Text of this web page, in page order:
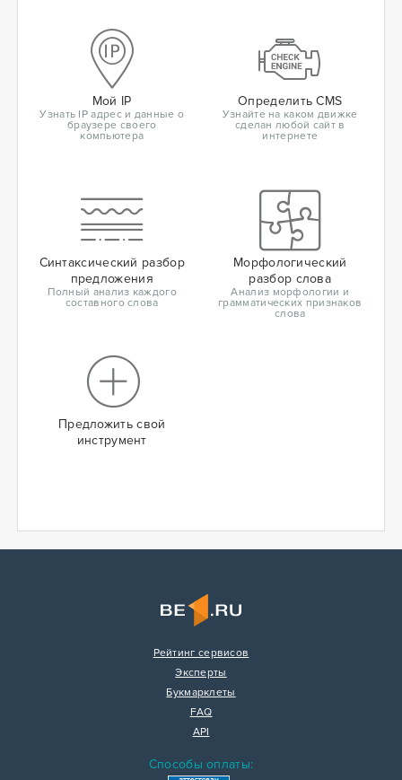
Мой IP
Узнать IP адрес и данные о
браузере своего
компьютера
Определить CMS
Узнайте на каком движке
сделан любой сайт в
интернете
Синтаксический разбор
предложения
Полный анализ каждого
составного слова
Морфологический
разбор слова
Анализ морфологии и
грамматических признаков
слова
Предложить свой
инструмент
Рейтинг сервисов
Эксперты
Букмарклеты
FAQ
API
Способы оплаты: